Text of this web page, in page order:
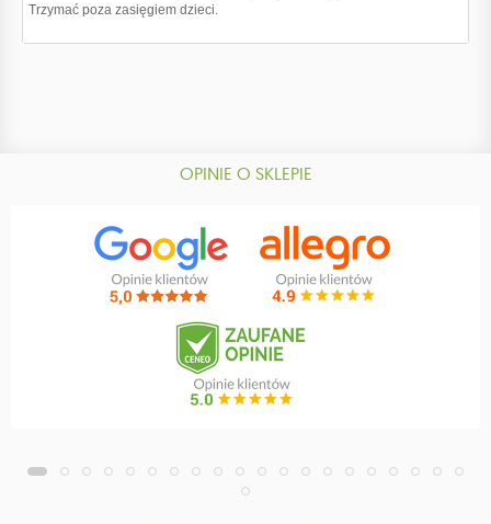
Trzymać poza zasięgiem dzieci.
OPINIE O SKLEPIE